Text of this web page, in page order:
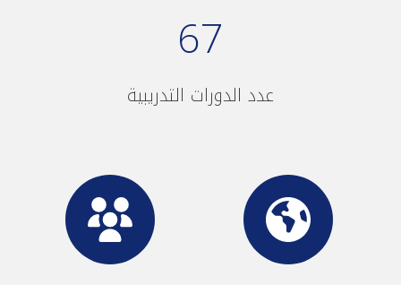
67
عدد الدورات التدريبية